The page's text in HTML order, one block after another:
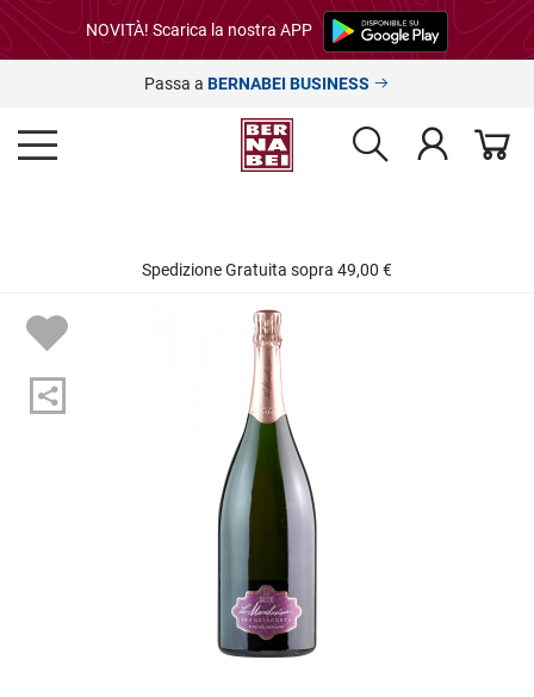
NOVITÀ! Scarica la nostra APP
Passa a BERNABEI BUSINESS
Spedizione Gratuita sopra 49,00 €